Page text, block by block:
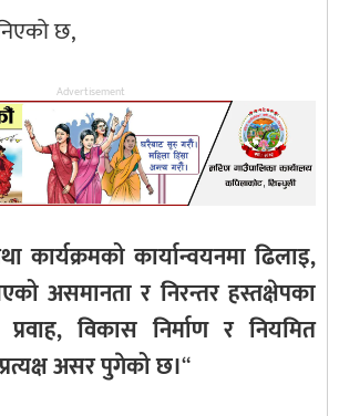
छ,
Advertisement
कार्यक्रमको कार्यान्वयनमा ढिलाइ,
असमानता र निरन्तर हस्तक्षेपका
विकास निर्माण र नियमित
असर पुगेको छ।“